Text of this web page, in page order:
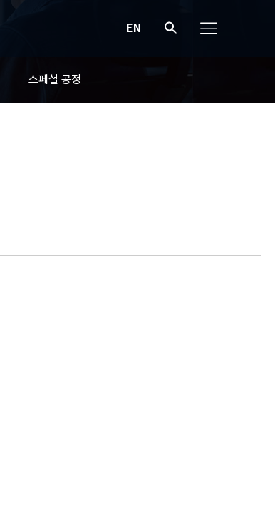
EN
스페셜 공정